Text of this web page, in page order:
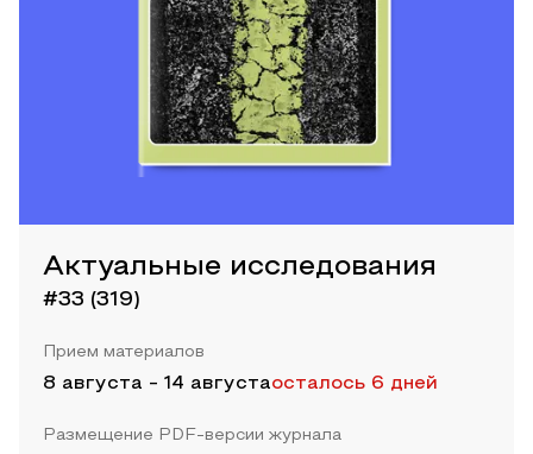
Актуальные исследования
#33 (319)
Прием материалов
8 августа - 14 августаосталось 6 дней
Размещение PDF-версии журнала